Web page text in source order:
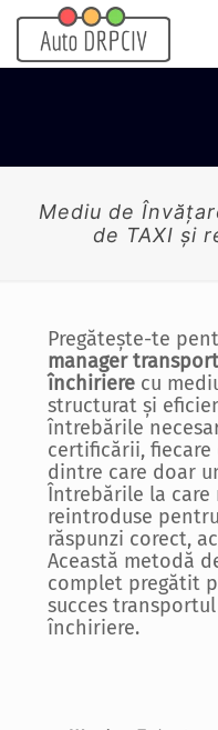
Mediu de
de TAXI şi
Pregătește-te
manager
închiriere cu
structurat și
întrebările
certificării, fiecare
dintre care doar
Întrebările la care
reintroduse
răspunzi corect,
Această metodă
complet pregătit
succes
închiriere.